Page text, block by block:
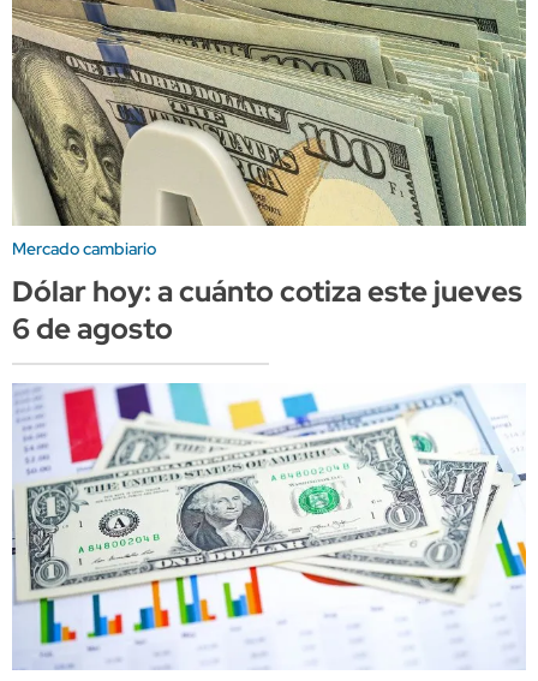
Mercado cambiario
Dólar hoy: a cuánto cotiza este jueves
6 de agosto